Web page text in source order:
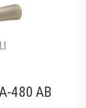
480 AB